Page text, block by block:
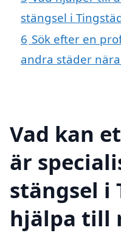
stängsel i
6 Sök efter en
andra städer
Vad kan
är
stängsel i
hjälpa till